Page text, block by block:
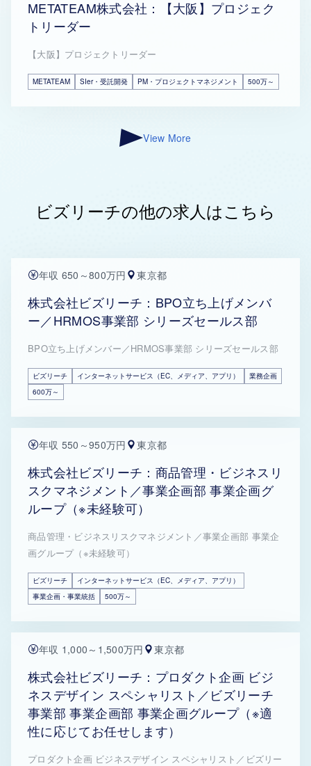
METATEAM株式会社：【大阪】プロジェク
トリーダー
【大阪】プロジェクトリーダー
METATEAM SIer・受託開発 PM・プロジェクトマネジメント 500万～
View More
ビズリーチの他の求人はこちら
年収 650～800万円 東京都
株式会社ビズリーチ：BPO立ち上げメンバ
ー／HRMOS事業部 シリーズセールス部
BPO立ち上げメンバー／HRMOS事業部 シリーズセールス部
ビズリーチ インターネットサービス（EC、メディア、アプリ）
業務企画
600万～
年収 550～950万円 東京都
株式会社ビズリーチ：商品管理・ビジネスリ
スクマネジメント／事業企画部 事業企画グ
ループ（※未経験可）
商品管理・ビジネスリスクマネジメント／事業企画部 事業企
画グループ（※未経験可）
ビズリーチ
インターネットサービス（EC、メディア、アプリ）
事業企画・事業統括
500万～
年収 1,000～1,500万円 東京都
株式会社ビズリーチ：プロダクト企画 ビジ
ネスデザイン スペシャリスト／ビズリーチ
事業部 事業企画部 事業企画グループ（※適
性に応じてお任せします）
プロダクト企画 ビジネスデザイン スペシャリスト／ビズリー